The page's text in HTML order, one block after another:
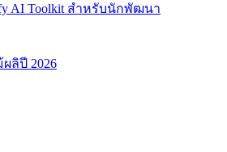
AI Toolkit สำหรับนักพัฒนา
ลิปี 2026